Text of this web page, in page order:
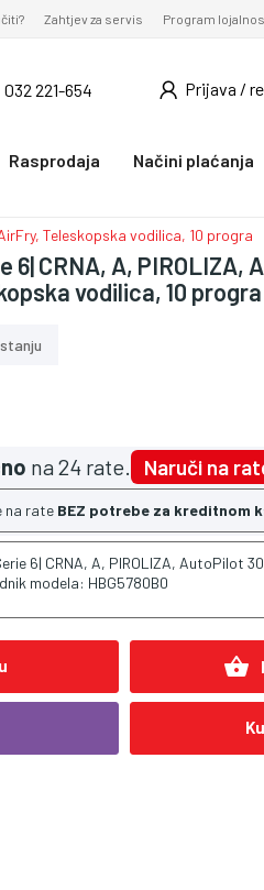
Zahtjev za servis Program
032 221-654 Prijava /
Rasprodaja Načini plaćanja
Teleskopska vodilica, 10 progra
6| CRNA, A, PIROLIZA,
vodilica, 10 progra
na 24 rate. Naruči na
na rate BEZ potrebe za kreditnom
6| CRNA, A, PIROLIZA, AutoPilot
modela: HBG5780B0
shopping_basket